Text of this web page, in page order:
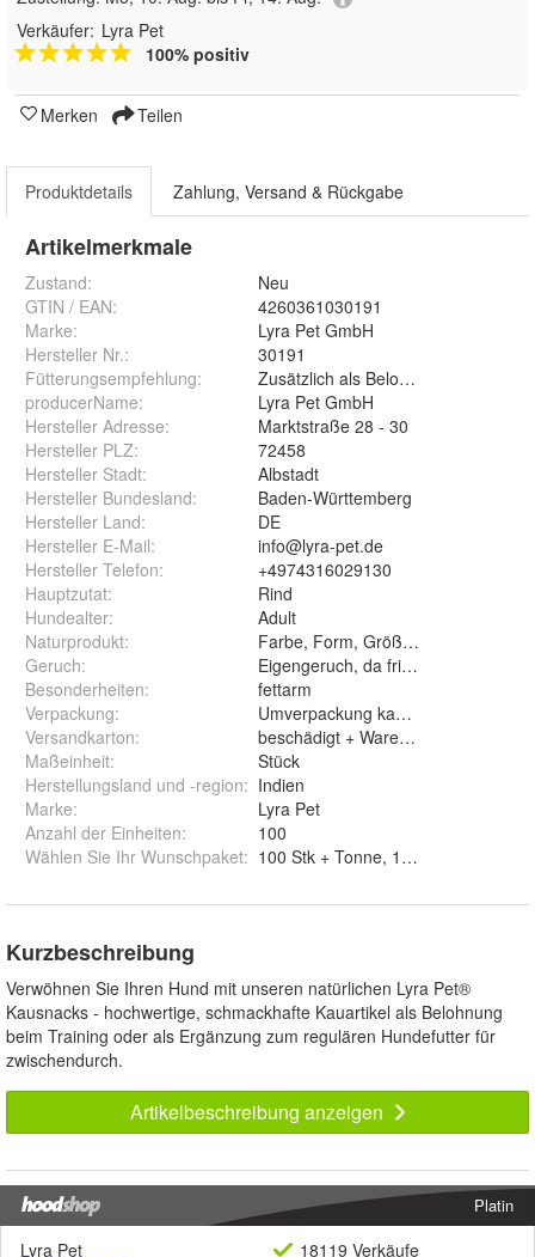
Verkäufer: Lyra Pet
100% positiv
Merken Teilen
Produktdetails Zahlung, Versand & Rückgabe
Artikelmerkmale
Zustand:
Neu
GTIN / EAN:
4260361030191
Marke:
Lyra Pet GmbH
Hersteller Nr.:
30191
Fütterungsempfehlung:
Zusätzlich als Belohnung zwischen
producerName:
Lyra Pet GmbH
Hersteller Adresse:
Marktstraße 28 - 30
Hersteller PLZ:
72458
Hersteller Stadt:
Albstadt
Hersteller Bundesland:
Baden-Württemberg
Hersteller Land:
DE
Hersteller E-Mail:
info@lyra-pet.de
Hersteller Telefon:
+4974316029130
Hauptzutat:
Rind
Hundealter:
Adult
Naturprodukt:
Farbe, Form, Größe & Gewicht
Geruch:
Eigengeruch, da frische Ware
Besonderheiten:
fettarm
Verpackung:
Umverpackung kann vom Bild
Versandkarton:
beschädigt + Ware i.O. - keine
Maßeinheit:
Stück
Herstellungsland und -region: Indien
Marke:
Lyra Pet
Anzahl der Einheiten:
100
Wählen Sie Ihr Wunschpaket:
Kurzbeschreibung
Verwöhnen Sie Ihren Hund mit unseren natürlichen Lyra Pet®
Kausnacks - hochwertige, schmackhafte Kauartikel als Belohnung
beim Training oder als Ergänzung zum regulären Hundefutter für
zwischendurch.
Artikelbeschreibung anzeigen
Platin
Lyra Pet
18119 Verkäufe